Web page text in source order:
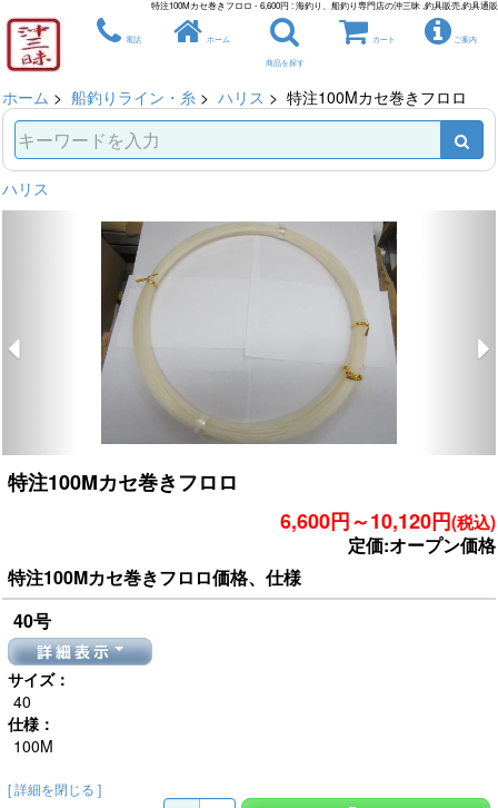
特注100Mカセ巻きフロロ - 6,600円 : 海釣り、船釣り専門店の沖三昧 ,釣具販売,釣具通販
電話 ホーム
商品を探す
カート ご案内
ホーム > 船釣りライン・糸 > ハリス > 特注100Mカセ巻きフロロ
ハリス
特注100Mカセ巻きフロロ
6,600円～10,120円(税込)
定価:オープン価格
特注100Mカセ巻きフロロ価格、仕様
40号
詳細表示
サイズ：
40
仕様：
100M
[ 詳細を閉じる ]